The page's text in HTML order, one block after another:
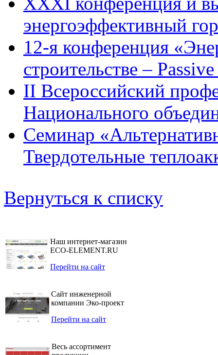
энергоэффективный
12-я конференция
строительстве –
II Всероссийский
Национального
Семинар
Твердотельные
Вернуться к списку
Наш интернет-магазин
ECO-ELEMENT.RU
Перейти на сайт
Сайт инженерной
компании Эко-проект
Перейти на сайт
Весь ассортимент